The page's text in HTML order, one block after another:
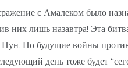
с Амалеком было
них лишь назавтра! Эта
Но будущие войны
день тоже будет